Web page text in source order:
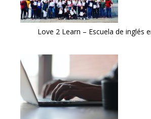
Love 2 Learn – Escuela de inglés